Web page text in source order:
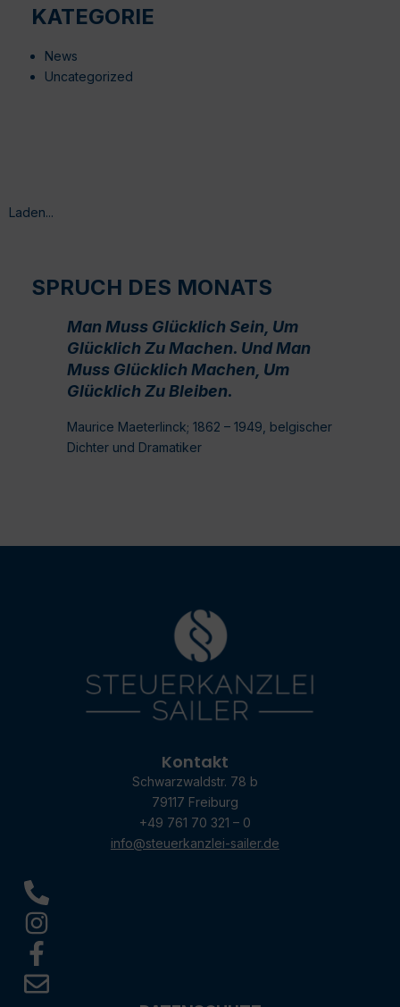
KATEGORIE
News
Uncategorized
Laden...
SPRUCH DES MONATS
Man Muss Glücklich Sein, Um
Glücklich Zu Machen. Und Man
Muss Glücklich Machen, Um
Glücklich Zu Bleiben.
Maurice Maeterlinck; 1862 – 1949, belgischer
Dichter und Dramatiker
Kontakt
Schwarzwaldstr. 78 b
79117 Freiburg
+49 761 70 321 – 0
info@steuerkanzlei-sailer.de